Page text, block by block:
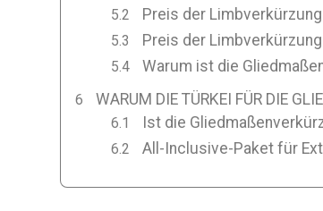
Preis der
Preis der
Warum ist die
WARUM DIE TÜRKEI FÜR DIE
Ist die
All-Inclusive-Paket für